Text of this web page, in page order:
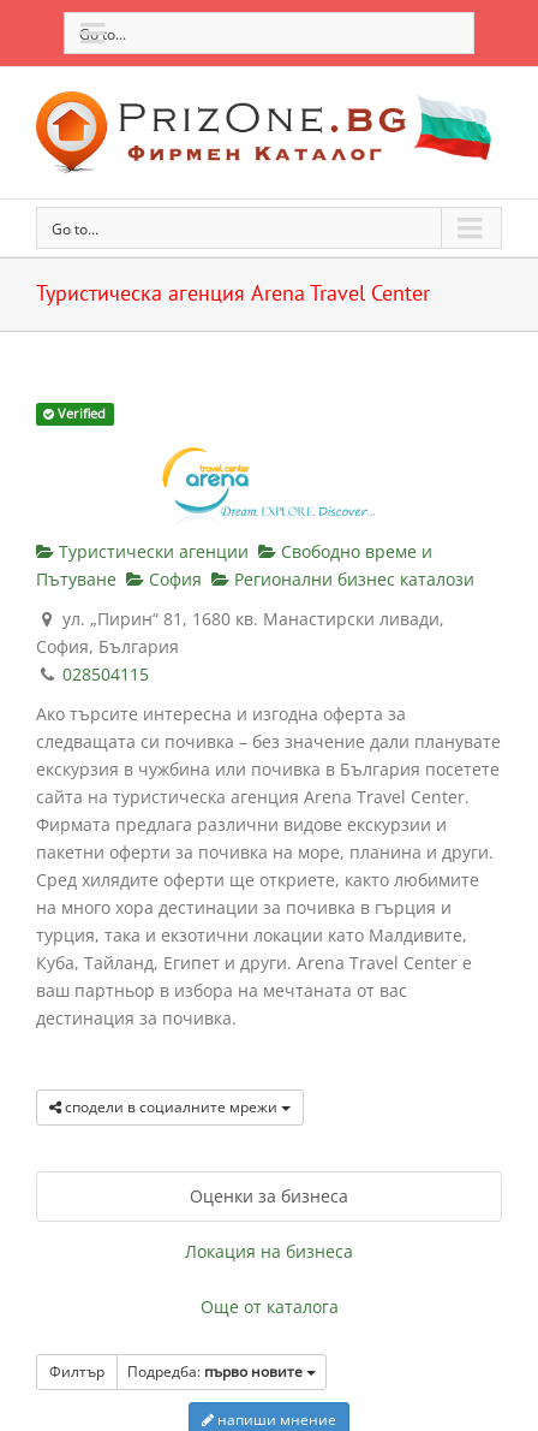
Go to...
Go to...
Туристическа агенция Arena Travel Center
Verified
Туристически агенции
Свободно време и
Пътуване
София
Регионални бизнес каталози
ул. „Пирин“ 81, 1680 кв. Манастирски ливади,
София, България
028504115
Ако търсите интересна и изгодна оферта за
следващата си почивка – без значение дали планувате
екскурзия в чужбина или почивка в България посетете
сайта на туристическа агенция Arena Travel Center.
Фирмата предлага различни видове екскурзии и
пакетни оферти за почивка на море, планина и други.
Сред хилядите оферти ще откриете, както любимите
на много хора дестинации за почивка в гърция и
турция, така и екзотични локации като Малдивите,
Куба, Тайланд, Египет и други. Arena Travel Center е
ваш партньор в избора на мечтаната от вас
дестинация за почивка.
сподели в социалните мрежи
Оценки за бизнеса
Локация на бизнеса
Още от каталога
Филтър Подредба: първо новите
напиши мнение